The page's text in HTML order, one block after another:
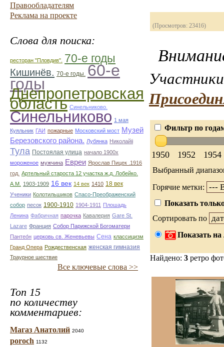
Правообладателям
Реклама на проекте
Слова для поиска:
ресторан "Пловдив". 70-е годы
Кишинёв. 70-е годы. 60-е
годы
Днепропетровская
область Синельниково.
Синельниково 1 мая
Куяльник ГАИ пожарные Московский мост Музей
Березовского района. Лубянка Николайii
Тула Постоялая улица начало 1900х
мороженое мужчина Евреи Ярослав Пицек .1916
год. Артельный староста 12 участка ж.д. Лобейко.
А.М.
1903-1909 16 век 14 век 1410 18 век
Ученики Колотильшиков Спасо-Преображенский
собор песок 1900-1910 1904-1911 Плошадь
Ленина Фабричная парочка Кавалерия Gare St.
Lazare Франция Собор Парижской Богоматери
Пантео́н церковь св. Женевьевы Сена классицизм
Гранд Опера Рождественская женская гимназия
Траурное шествие
Все ключевые слова >>
Топ 15
по количеству
комментариев:
Магаз Анатолий 2040
poroch 1132
(Просмотров: 23416)
Фильтр по
1950 1952 1954
Выбранный
Горячие метки:
Показать
Сортировать по
Показать на
Найдено: 3 ретро